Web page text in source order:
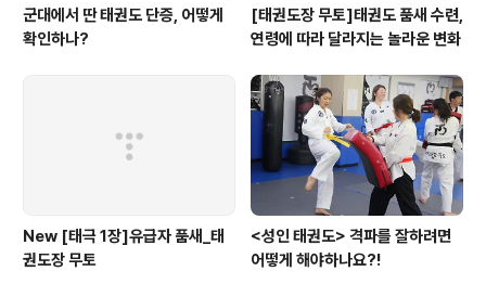
군대에서 딴 태권도 단증, 어떻게
확인하나?
[태권도장 무토]태권도 품새 수련,
연령에 따라 달라지는 놀라운 변화
New [태극 1장]유급자 품새_태
권도장 무토
<성인 태권도> 격파를 잘하려면
어떻게 해야하나요?!